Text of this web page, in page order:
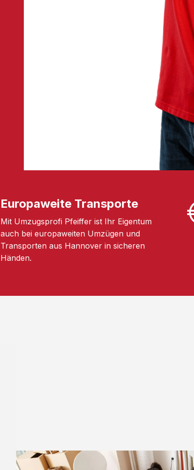
Europaweite Transporte
Mit Umzugsprofi Pfeiffer ist Ihr Eigentum
auch bei europaweiten Umzügen und
Transporten aus Hannover in sicheren
Händen.